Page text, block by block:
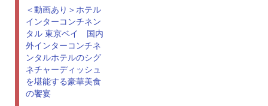
＜動画あり＞ホテル
インターコンチネン
タル 東京ベイ 国内
外インターコンチネ
ンタルホテルのシグ
ネチャーディッシュ
を堪能する豪華美食
の饗宴